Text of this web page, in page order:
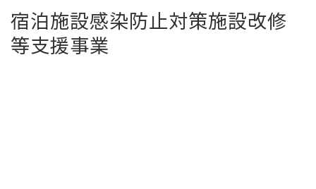
宿泊施設感染防止対策施設改修
等支援事業